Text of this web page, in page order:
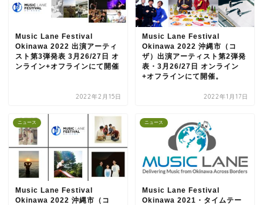
Music Lane Festival
Okinawa 2022 出演アーティ
スト第3弾発表 3月26/27日 オ
ンライン+オフラインにて開催
2022年2月15日
Music Lane Festival
Okinawa 2022 沖縄市（コ
ザ）出演アーティスト第2弾発
表・3月26/27日 オンライン
+オフラインにて開催。
2022年1月17日
ニュース
Music Lane Festival
Okinawa 2022 沖縄市（コ
ニュース
Music Lane Festival
Okinawa 2021・タイムテー